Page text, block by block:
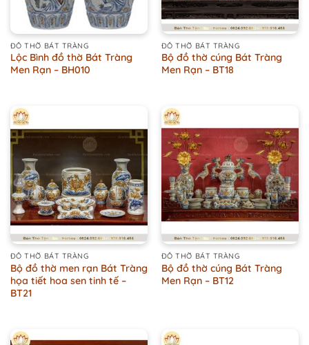
ĐỒ THỜ BÁT TRÀNG
Lộc Bình đồ thờ Bát Tràng
Men Rạn – BH010
ĐỒ THỜ BÁT TRÀNG
Bộ đồ thờ cúng Bát Tràng
Men Rạn – BT18
ĐỒ THỜ BÁT TRÀNG
Bộ đồ thờ men rạn Bát Tràng
họa tiết hoa sen tinh tế –
BT21
ĐỒ THỜ BÁT TRÀNG
Bộ đồ thờ cúng Bát Tràng
Men Rạn – BT12